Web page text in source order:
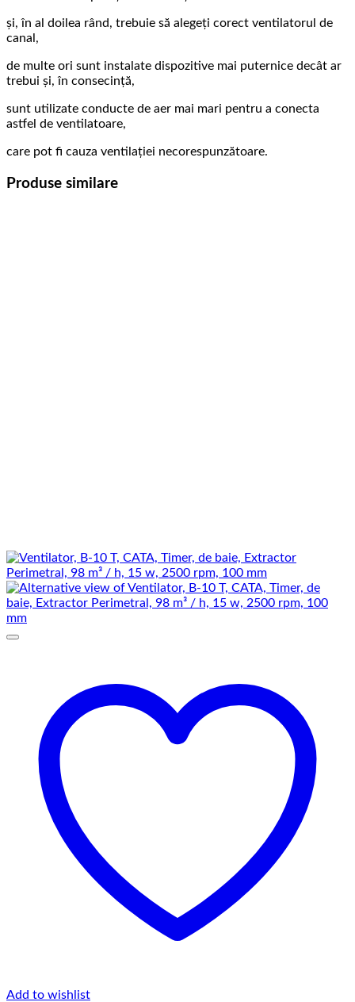
și, în al doilea rând, trebuie să alegeți corect ventilatorul de
canal,
de multe ori sunt instalate dispozitive mai puternice decât ar
trebui și, în consecință,
sunt utilizate conducte de aer mai mari pentru a conecta
astfel de ventilatoare,
care pot fi cauza ventilației necorespunzătoare.
Produse similare
Add to wishlist